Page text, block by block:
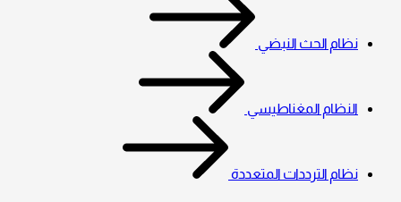
نظام الحث النبضي
النظام المغناطيسي
نظام الترددات المتعددة